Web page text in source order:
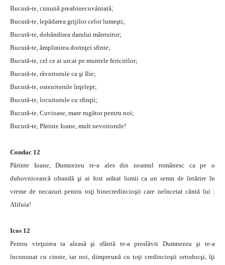
Bucură-te, cunună preabinecuvântată;
Bucură-te, lepădarea grijilor celor lumeşti;
Bucură-te, dobândirea darului mântuitor;
Bucură-te, âmplinirea dorinţei sfinte;
Bucură-te, cel ce ai urcat pe muntele fericirilor;
Bucură-te, râvnitorule ca şi Ilie;
Bucură-te, ostenitorule înţelept;
Bucură-te, locuitorule cu sfinţii;
Bucură-te, Cuvioase, mare rugător pentru noi;
Bucură-te, Părinte Ioane, mult nevoitorule!
Condac 12
Părinte Ioane, Dumnezeu te-a ales din neamul românesc ca pe o
duhovnicească ofrandă şi ai fost arătat lumii ca un semn de întărire în
vreme de necazuri pentru toţi binecredincioşii care neîncetat cântă lui :
Aliluia!
Icos 12
Pentru vieţuirea ta aleasă şi sfântă te-a proslăvit Dumnezeu şi te-a
încununat cu cinste, iar noi, dimpreună cu toţi credincioşii ortodocşi, îţi